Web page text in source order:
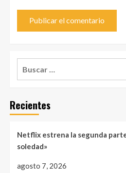
Recientes
Netflix estrena la segunda
soledad»
agosto 7, 2026